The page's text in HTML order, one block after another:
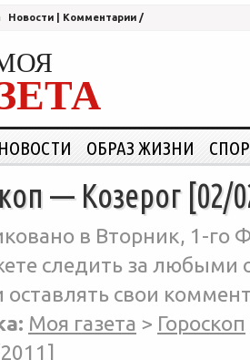
Новости Комментарии /
НОВОСТИ ОБРАЗ ЖИЗНИ
— Козерог [02/
в Вторник, 1-го
следить за любыми
оставлять свои
Моя газета > Гороскоп